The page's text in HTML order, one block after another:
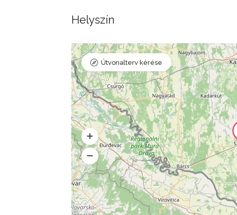
Helyszín
Útvonalterv kérése